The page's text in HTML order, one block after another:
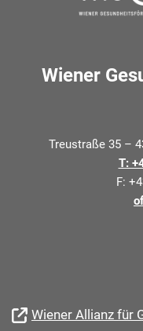
Wiener
Treustraße 35 –
T:
F:
Wiener Allianz für